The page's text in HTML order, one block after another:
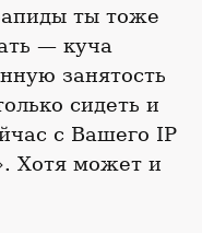
ты тоже
— куча
занятость
сидеть и
с Вашего IP
Хотя может и